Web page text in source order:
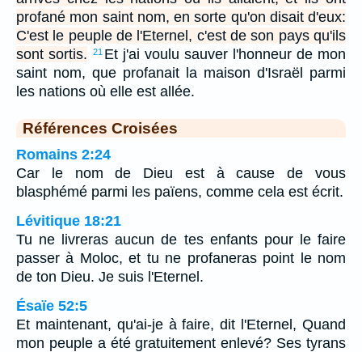
profané mon saint nom, en sorte qu'on disait d'eux:
C'est le peuple de l'Eternel, c'est de son pays qu'ils
sont sortis.
21 Et j'ai voulu sauver l'honneur de mon
saint nom, que profanait la maison d'Israël parmi
les nations où elle est allée.
Références Croisées
Romains 2:24
Car le nom de Dieu est à cause de vous
blasphémé parmi les païens, comme cela est écrit.
Lévitique 18:21
Tu ne livreras aucun de tes enfants pour le faire
passer à Moloc, et tu ne profaneras point le nom
de ton Dieu. Je suis l'Eternel.
Ésaïe 52:5
Et maintenant, qu'ai-je à faire, dit l'Eternel, Quand
mon peuple a été gratuitement enlevé? Ses tyrans